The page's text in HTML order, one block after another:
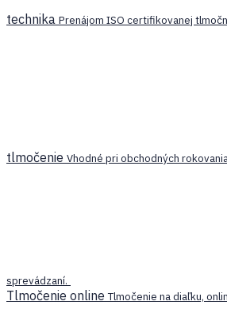
technika Prenájom ISO certifikovanej
tlmočenie Vhodné pri obchodných
sprevádzaní.
Tlmočenie onlineTlmočenie na diaľku,